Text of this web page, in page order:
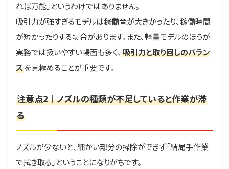
れば万能」というわけではありません。
吸引力が強すぎるモデルは稼働音が大きかったり、稼働時間
が短かったりする場合があります。また、軽量モデルのほうが
実務では扱いやすい場面も多く、 吸引力と取り回しのバラン
スを見極めることが重要です。
注意点2｜ノズルの種類が不足していると作業が滞
る
ノズルが少ないと、細かい部分の掃除ができず「結局手作業
で拭き取る」ということになりがちです。